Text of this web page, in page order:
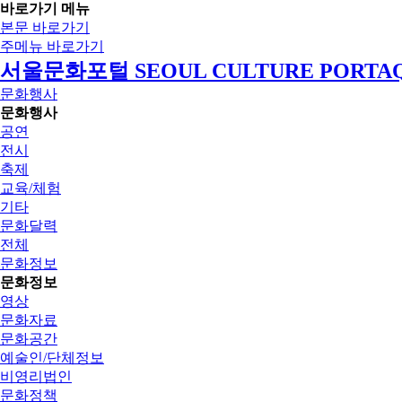
바로가기 메뉴
본문 바로가기
주메뉴 바로가기
서울문화포털 SEOUL CULTURE
문화행사
문화행사
공연
전시
축제
교육/체험
기타
문화달력
전체
문화정보
문화정보
영상
문화자료
문화공간
예술인/단체정보
비영리법인
문화정책